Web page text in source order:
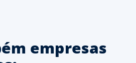
empresas